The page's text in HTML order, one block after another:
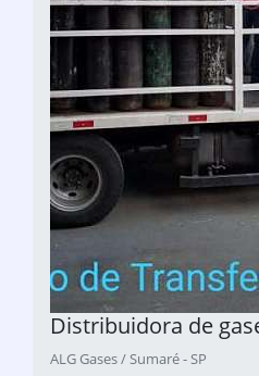
Distribuidora de
ALG Gases / Sumaré - SP